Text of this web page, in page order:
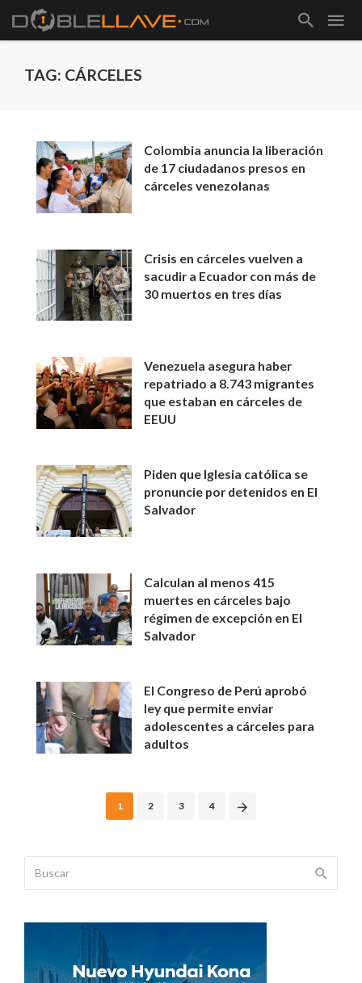
TAG: CÁRCELES
Colombia anuncia la liberación
de 17 ciudadanos presos en
cárceles venezolanas
Crisis en cárceles vuelven a
sacudir a Ecuador con más de
30 muertos en tres días
Venezuela asegura haber
repatriado a 8.743 migrantes
que estaban en cárceles de
EEUU
Piden que Iglesia católica se
pronuncie por detenidos en El
Salvador
Calculan al menos 415
muertes en cárceles bajo
régimen de excepción en El
Salvador
El Congreso de Perú aprobó
ley que permite enviar
adolescentes a cárceles para
adultos
1 2 3 4